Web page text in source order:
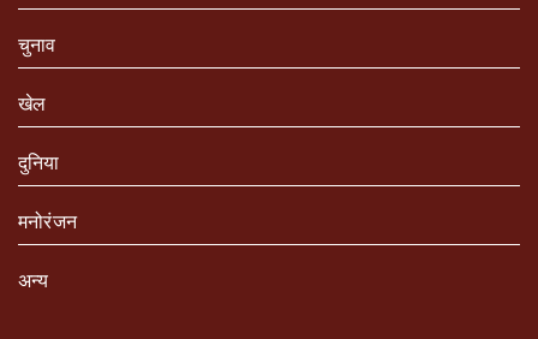
चुनाव
खेल
दुनिया
मनोरंजन
अन्य